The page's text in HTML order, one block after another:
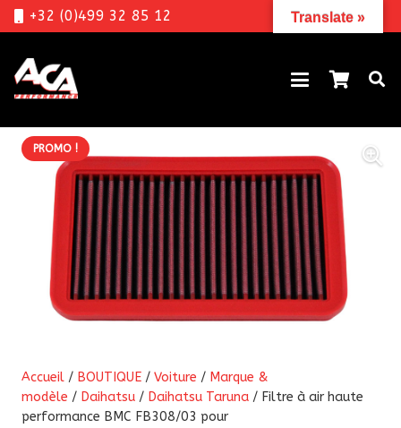
+32 (0)499 32 85 12
PROMO !
Accueil / BOUTIQUE / Voiture / Marque &
modèle / Daihatsu / Daihatsu Taruna / Filtre à air haute
performance BMC FB308/03 pour
Translate »